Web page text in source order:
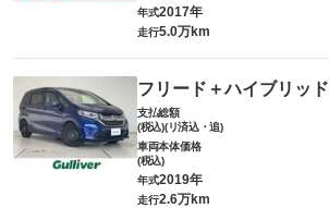
年式2017年
走行5.0万km
フリード＋ハイブリッド
支払総額
(税込)(リ済込・追)
車両本体価格
(税込)
年式2019年
走行2.6万km